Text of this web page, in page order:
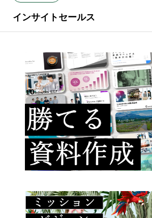
インサイトセールス